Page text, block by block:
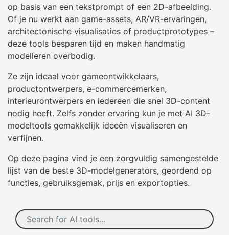
op basis van een tekstprompt of een 2D-afbeelding.
Of je nu werkt aan game-assets, AR/VR-ervaringen,
architectonische visualisaties of productprototypes –
deze tools besparen tijd en maken handmatig
modelleren overbodig.
Ze zijn ideaal voor gameontwikkelaars,
productontwerpers, e-commercemerken,
interieurontwerpers en iedereen die snel 3D-content
nodig heeft. Zelfs zonder ervaring kun je met AI 3D-
modeltools gemakkelijk ideeën visualiseren en
verfijnen.
Op deze pagina vind je een zorgvuldig samengestelde
lijst van de beste 3D-modelgenerators, geordend op
functies, gebruiksgemak, prijs en exportopties.